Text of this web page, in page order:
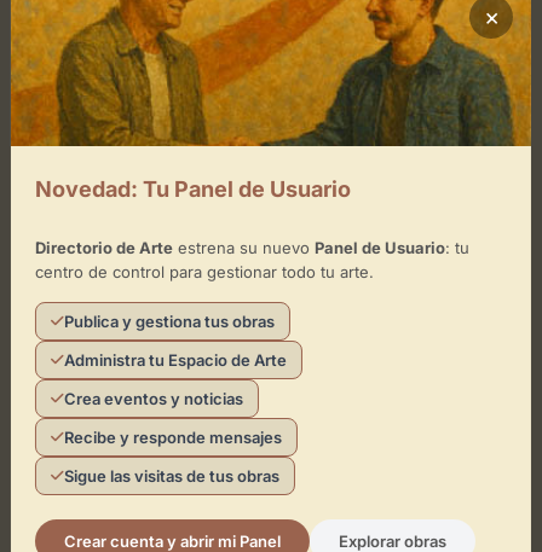
Activar Mapa
¿Eres el representante de este
espacio?
Reclámalo de forma gratuita para gestionar su
perfil, publicar exposiciones y añadir obras de
arte.
×
Novedad: Tu Panel de Usuario
Directorio de Arteestrena su nuevo Panel de Usuario: tu
centro de control para gestionar todo tu arte.
Publica y gestiona tus obras
Administra tu Espacio de Arte
Crea eventos y noticias
Recibe y responde mensajes
Sigue las visitas de tus obras
Crear cuenta y abrir mi Panel Explorar obras